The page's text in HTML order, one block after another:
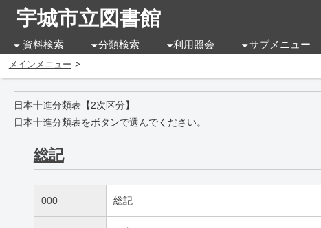
宇城市立図書館
資料検索 分類検索 利用照会 サブメニュー
メインメニュー
日本十進分類表【2次区分】
日本十進分類表をボタンで選んでください。
総記
000 総記